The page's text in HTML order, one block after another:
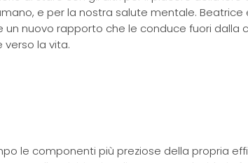
e per la nostra salute mentale.
un nuovo rapporto che le conduce fuori dalla
verso la vita.
le componenti più preziose della propria